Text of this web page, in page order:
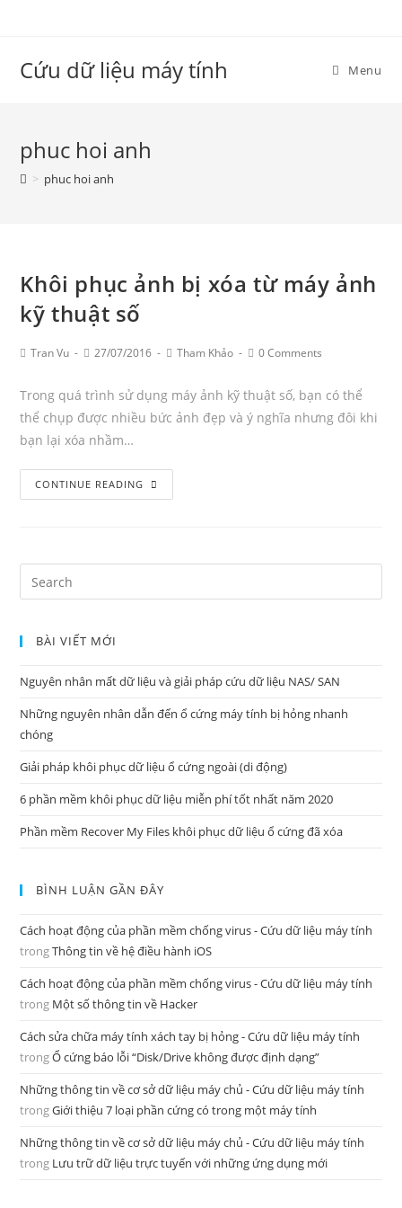
Cứu dữ liệu máy tính Menu
phuc hoi anh
> phuc hoi anh
Khôi phục ảnh bị xóa từ máy ảnh
kỹ thuật số
PostTran Vu
Post27/07/2016
PostTham Khảo
Post0 Comments
Trong quá trình sử dụng máy ảnh kỹ thuật số, bạn có thể
thể chụp được nhiều bức ảnh đẹp và ý nghĩa nhưng đôi khi
bạn lại xóa nhầm…
CONTINUE READING
phục
xóa
thuật
số
BÀI VIẾT MỚI
Nguyên nhân mất dữ liệu và giải pháp cứu dữ liệu NAS/ SAN
Những nguyên nhân dẫn đến ổ cứng máy tính bị hỏng nhanh
chóng
Giải pháp khôi phục dữ liệu ổ cứng ngoài (di động)
6 phần mềm khôi phục dữ liệu miễn phí tốt nhất năm 2020
Phần mềm Recover My Files khôi phục dữ liệu ổ cứng đã xóa
BÌNH LUẬN GẦN ĐÂY
Cách hoạt động của phần mềm chống virus - Cứu dữ liệu máy tính
trongThông tin về hệ điều hành iOS
Cách hoạt động của phần mềm chống virus - Cứu dữ liệu máy tính
trong Một số thông tin về Hacker
Cách sửa chữa máy tính xách tay bị hỏng - Cứu dữ liệu máy tính
trongỔ cứng báo lỗi “Disk/Drive không được định dạng”
Những thông tin về cơ sở dữ liệu máy chủ - Cứu dữ liệu máy tính
trongGiới thiệu 7 loại phần cứng có trong một máy tính
Những thông tin về cơ sở dữ liệu máy chủ - Cứu dữ liệu máy tính
trong Lưu trữ dữ liệu trực tuyến với những ứng dụng mới